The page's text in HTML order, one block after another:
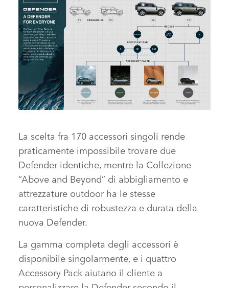
La scelta fra 170 accessori singoli rende
praticamente impossibile trovare due
Defender identiche, mentre la Collezione
“Above and Beyond” di abbigliamento e
attrezzature outdoor ha le stesse
caratteristiche di robustezza e durata della
nuova Defender.
La gamma completa degli accessori è
disponibile singolarmente, e i quattro
Accessory Pack aiutano il cliente a